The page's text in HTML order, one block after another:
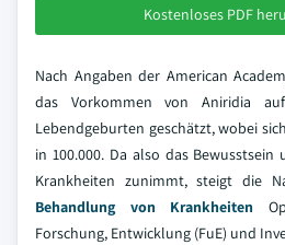
Kostenloses PDF
Nach Angaben der American
das Vorkommen von Aniridia
Lebendgeburten geschätzt, wobei
in 100.000. Da also das
Krankheiten zunimmt, steigt die
Behandlung von Krankheiten
Forschung, Entwicklung (FuE) und